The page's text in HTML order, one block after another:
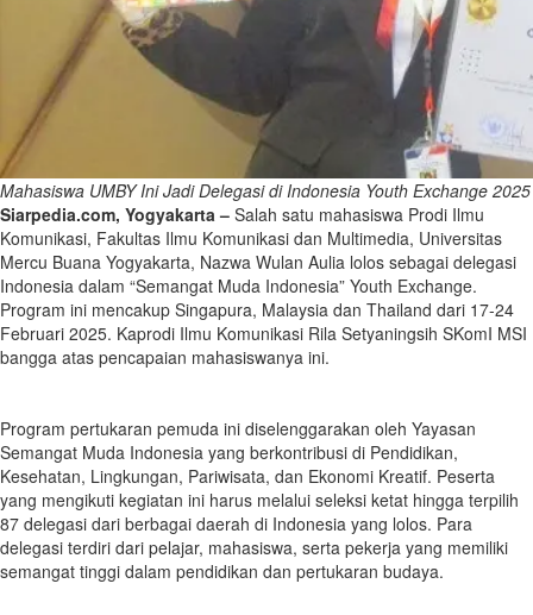
Mahasiswa UMBY Ini Jadi Delegasi di Indonesia Youth Exchange 2025
Siarpedia.com, Yogyakarta – Salah satu mahasiswa Prodi Ilmu
Komunikasi, Fakultas Ilmu Komunikasi dan Multimedia, Universitas
Mercu Buana Yogyakarta, Nazwa Wulan Aulia lolos sebagai delegasi
Indonesia dalam “Semangat Muda Indonesia” Youth Exchange.
Program ini mencakup Singapura, Malaysia dan Thailand dari 17-24
Februari 2025. Kaprodi Ilmu Komunikasi Rila Setyaningsih SKomI MSI
bangga atas pencapaian mahasiswanya ini.
Program pertukaran pemuda ini diselenggarakan oleh Yayasan
Semangat Muda Indonesia yang berkontribusi di Pendidikan,
Kesehatan, Lingkungan, Pariwisata, dan Ekonomi Kreatif. Peserta
yang mengikuti kegiatan ini harus melalui seleksi ketat hingga terpilih
87 delegasi dari berbagai daerah di Indonesia yang lolos. Para
delegasi terdiri dari pelajar, mahasiswa, serta pekerja yang memiliki
semangat tinggi dalam pendidikan dan pertukaran budaya.